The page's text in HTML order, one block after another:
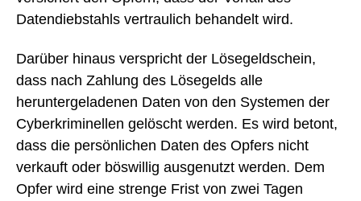
Datendiebstahls vertraulich behandelt wird.
Darüber hinaus verspricht der Lösegeldschein,
dass nach Zahlung des Lösegelds alle
heruntergeladenen Daten von den Systemen der
Cyberkriminellen gelöscht werden. Es wird betont,
dass die persönlichen Daten des Opfers nicht
verkauft oder böswillig ausgenutzt werden. Dem
Opfer wird eine strenge Frist von zwei Tagen